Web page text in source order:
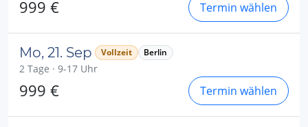
999 € Termin wählen
Mo, 21. Sep Vollzeit Berlin
2 Tage · 9-17 Uhr
999 € Termin wählen